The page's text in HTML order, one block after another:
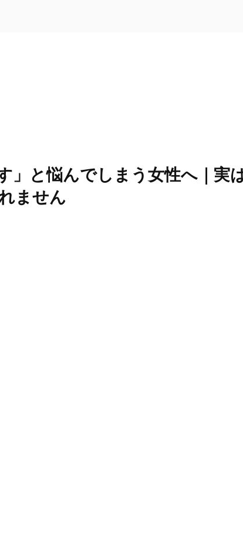
」と悩んでしまう女性へ｜実
ません